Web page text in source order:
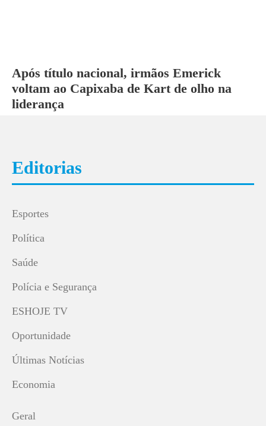
Após título nacional, irmãos Emerick
voltam ao Capixaba de Kart de olho na
liderança
Editorias
Esportes
Política
Saúde
Polícia e Segurança
ESHOJE TV
Oportunidade
Últimas Notícias
Economia
Geral